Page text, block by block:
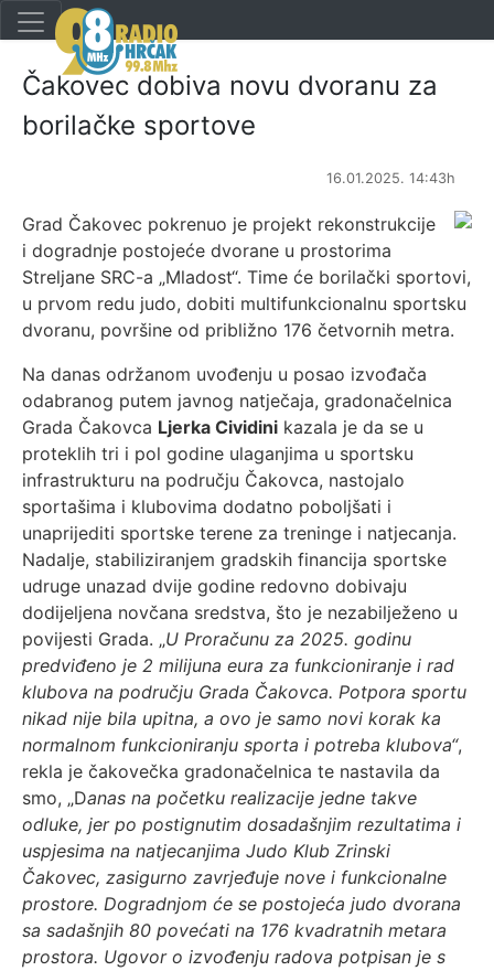
Čakovec dobiva novu dvoranu za
borilačke sportove
16.01.2025. 14:43h
Grad Čakovec pokrenuo je projekt rekonstrukcije
i dogradnje postojeće dvorane u prostorima
Streljane SRC-a „Mladost“. Time će borilački sportovi,
u prvom redu judo, dobiti multifunkcionalnu sportsku
dvoranu, površine od približno 176 četvornih metra.
Na danas održanom uvođenju u posao izvođača
odabranog putem javnog natječaja, gradonačelnica
Grada Čakovca Ljerka Cividini kazala je da se u
proteklih tri i pol godine ulaganjima u sportsku
infrastrukturu na području Čakovca, nastojalo
sportašima i klubovima dodatno poboljšati i
unaprijediti sportske terene za treninge i natjecanja.
Nadalje, stabiliziranjem gradskih financija sportske
udruge unazad dvije godine redovno dobivaju
dodijeljena novčana sredstva, što je nezabilježeno u
povijesti Grada. „U Proračunu za 2025. godinu
predviđeno je 2 milijuna eura za funkcioniranje i rad
klubova na području Grada Čakovca. Potpora sportu
nikad nije bila upitna, a ovo je samo novi korak ka
normalnom funkcioniranju sporta i potreba klubova“,
rekla je čakovečka gradonačelnica te nastavila da
smo, „Danas na početku realizacije jedne takve
odluke, jer po postignutim dosadašnjim rezultatima i
uspjesima na natjecanjima Judo Klub Zrinski
Čakovec, zasigurno zavrjeđuje nove i funkcionalne
prostore. Dogradnjom će se postojeća judo dvorana
sa sadašnjih 80 povećati na 176 kvadratnih metara
prostora. Ugovor o izvođenju radova potpisan je s